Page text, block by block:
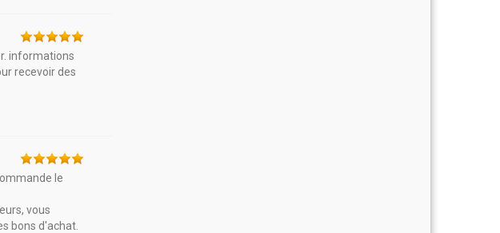
informations
recevoir des
le
vous
bons d'achat.